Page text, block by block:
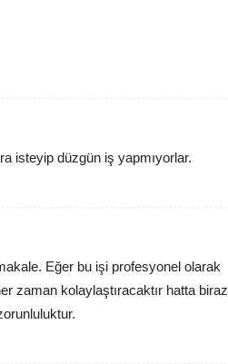
isteyip düzgün iş yapmıyorlar.
Eğer bu işi profesyonel olarak
zaman kolaylaştıracaktır hatta biraz